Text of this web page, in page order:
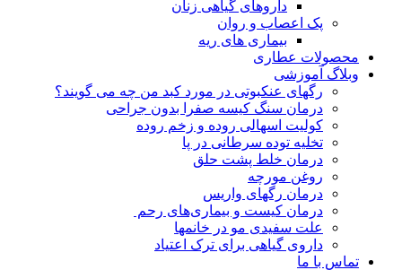
داروهای گیاهی زنان
پک اعصاب و روان
بیماری های ریه
محصولات عطاری
وبلاگ آموزشی
رگهای عنکبوتی در مورد کبد من چه می گویند؟
درمان سنگ کیسه صفرا بدون جراحی
کولیت اسهالی روده و زخم روده
تخلیه توده سرطانی در پا
درمان خلط پشت حلق
روغن مورچه
درمان رگهای واریس
درمان کیست و بیماری‌های رحم
علت سفیدی مو در خانمها
داروی گیاهی برای ترک اعتیاد
تماس با ما